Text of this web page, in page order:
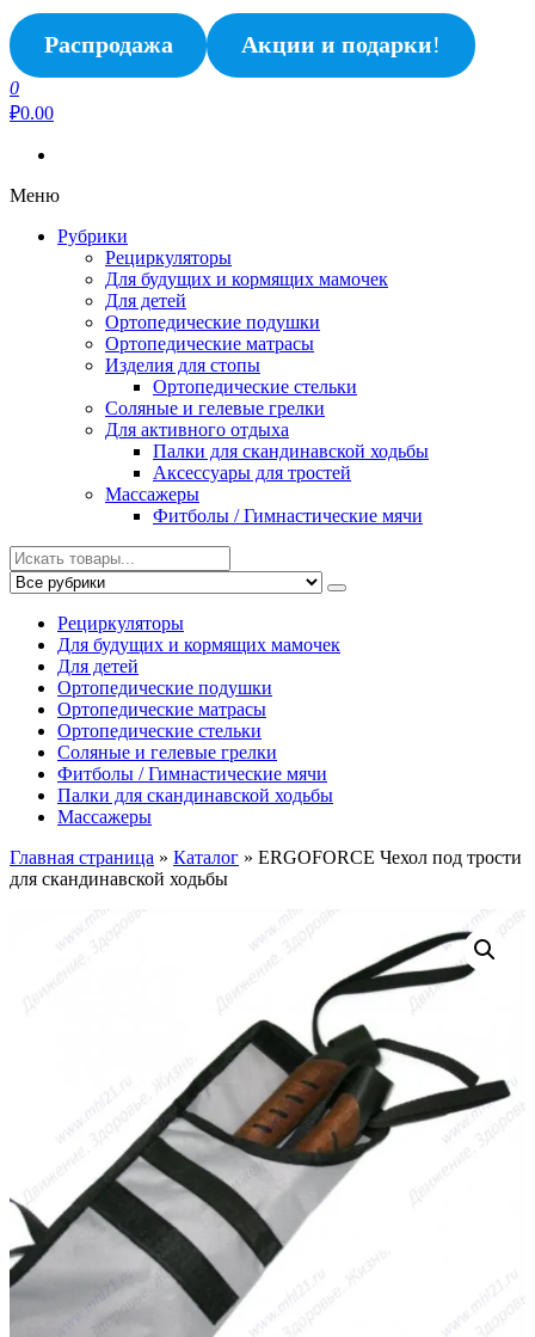
Распродажа Акции и подарки!
0
₽0.00
Меню
Рубрики
Рециркуляторы
Для будущих и кормящих мамочек
Для детей
Ортопедические подушки
Ортопедические матрасы
Изделия для стопы
Ортопедические стельки
Соляные и гелевые грелки
Для активного отдыха
Палки для скандинавской ходьбы
Аксессуары для тростей
Массажеры
Фитболы / Гимнастические мячи
Рециркуляторы
Для будущих и кормящих мамочек
Для детей
Ортопедические подушки
Ортопедические матрасы
Ортопедические стельки
Соляные и гелевые грелки
Фитболы / Гимнастические мячи
Палки для скандинавской ходьбы
Массажеры
Главная страница » Каталог » ERGOFORCE Чехол под трости
для скандинавской ходьбы